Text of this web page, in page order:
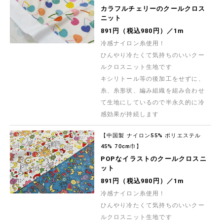
カラフルチェリーのクールクロス
ニット
891円（税込980円）／1m
冷感ナイロン糸使用！
ひんやり冷たくて気持ちのいいクー
ルクロスニット生地です
キシリトール等の後加工をせずに、
糸、糸形状、編み組織を組み合わせ
て生地にしているので半永久的に冷
感効果が持続します
【中国製 ナイロン55% ポリエステル
45% 70cm巾】
POPなイラストのクールクロスニ
ット
891円（税込980円）／1m
冷感ナイロン糸使用！
ひんやり冷たくて気持ちのいいクー
ルクロスニット生地です